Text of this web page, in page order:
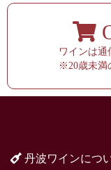
ワインは通
※20歳未満
丹波ワインにつ